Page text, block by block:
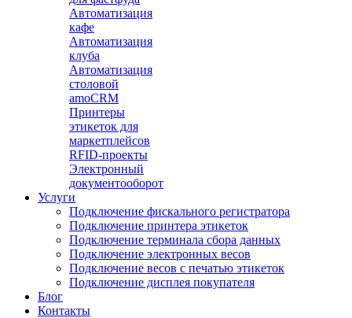
Автоматизация
кафе
Автоматизация
клуба
Автоматизация
столовой
amoCRM
Принтеры
этикеток для
маркетплейсов
RFID-проекты
Электронный
документооборот
Услуги
Подключение фискального регистратора
Подключение принтера этикеток
Подключение терминала сбора данных
Подключение электронных весов
Подключение весов с печатью этикеток
Подключение дисплея покупателя
Блог
Контакты